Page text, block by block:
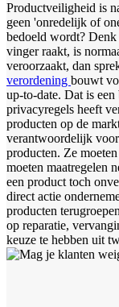
Productveiligheid is
geen 'onredelijk of
bedoeld wordt? Denk
vinger raakt, is
veroorzaakt, dan
verordening bouwt
up-to-date. Dat is
privacyregels heeft
producten op de
verantwoordelijk
producten. Ze
moeten maatregelen
een product toch
direct actie
producten
op reparatie,
keuze te hebben uit